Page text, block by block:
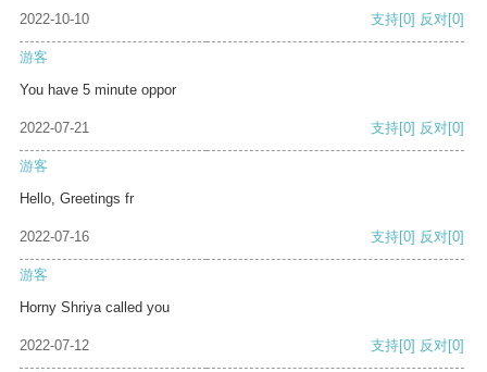
2022-10-10 支持[0] 反对[0]
游客
You have 5 minute oppor
2022-07-21 支持[0] 反对[0]
游客
Hello, Greetings fr
2022-07-16 支持[0] 反对[0]
游客
Horny Shriya called you
2022-07-12 支持[0] 反对[0]